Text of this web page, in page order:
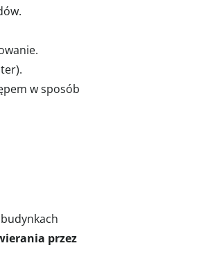
w sposób
przez